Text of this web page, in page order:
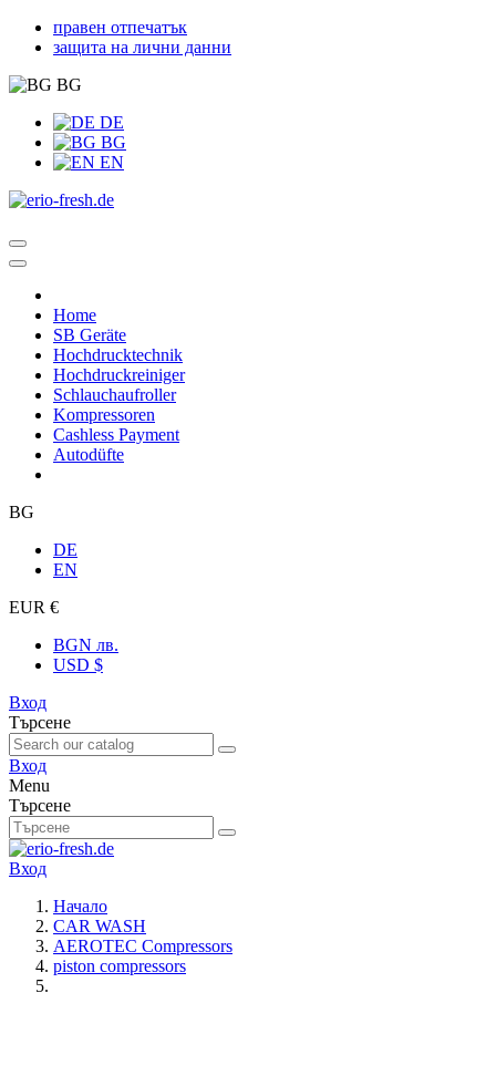
правен отпечатък
защита на лични данни
BG
DE
BG
EN
Home
SB Geräte
Hochdrucktechnik
Hochdruckreiniger
Schlauchaufroller
Kompressoren
Cashless Payment
Autodüfte
BG
DE
EN
EUR €
BGN лв.
USD $
Вход
Търсене
Вход
Menu
Търсене
Вход
Начало
CAR WASH
AEROTEC Compressors
piston compressors